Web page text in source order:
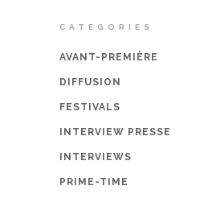
CATEGORIES
AVANT-PREMIÈRE
DIFFUSION
FESTIVALS
INTERVIEW PRESSE
INTERVIEWS
PRIME-TIME